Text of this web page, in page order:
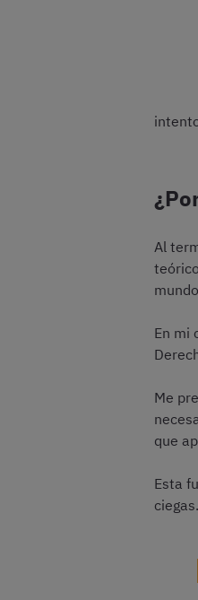
Al
En mi
Me
que
Esta